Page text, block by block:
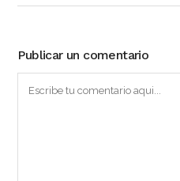
Publicar un comentario